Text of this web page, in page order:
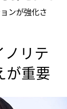
ンが強化さ
リテ
が重要